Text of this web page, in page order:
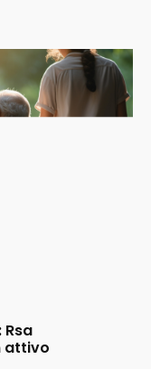
attivo